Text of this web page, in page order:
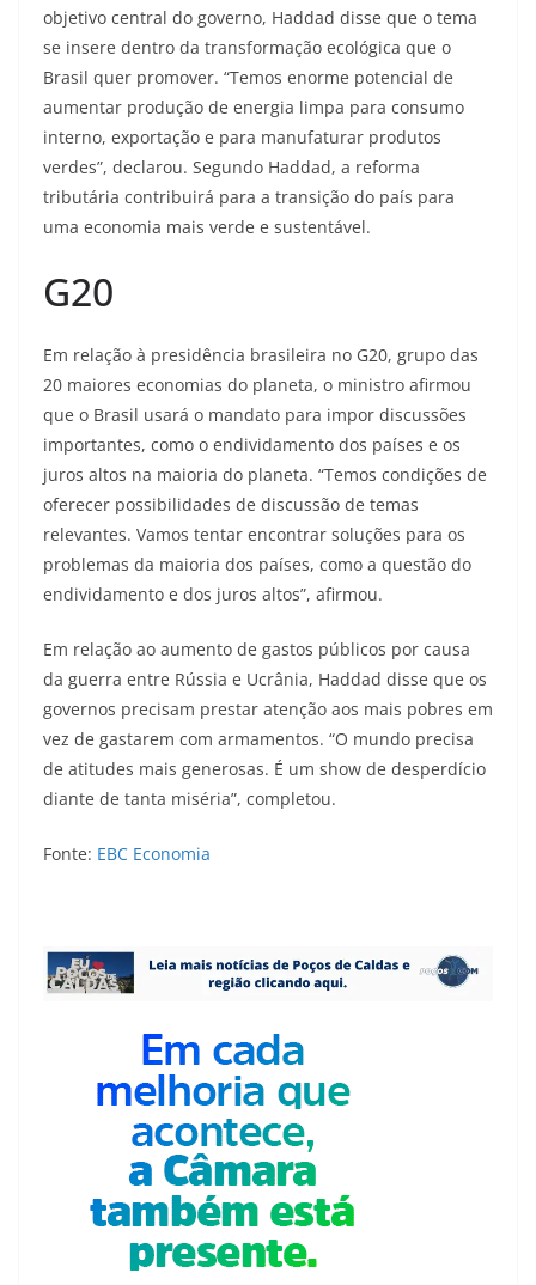
objetivo central do governo, Haddad disse que o tema
se insere dentro da transformação ecológica que o
Brasil quer promover. “Temos enorme potencial de
aumentar produção de energia limpa para consumo
interno, exportação e para manufaturar produtos
verdes”, declarou. Segundo Haddad, a reforma
tributária contribuirá para a transição do país para
uma economia mais verde e sustentável.
G20
Em relação à presidência brasileira no G20, grupo das
20 maiores economias do planeta, o ministro afirmou
que o Brasil usará o mandato para impor discussões
importantes, como o endividamento dos países e os
juros altos na maioria do planeta. “Temos condições de
oferecer possibilidades de discussão de temas
relevantes. Vamos tentar encontrar soluções para os
problemas da maioria dos países, como a questão do
endividamento e dos juros altos”, afirmou.
Em relação ao aumento de gastos públicos por causa
da guerra entre Rússia e Ucrânia, Haddad disse que os
governos precisam prestar atenção aos mais pobres em
vez de gastarem com armamentos. “O mundo precisa
de atitudes mais generosas. É um show de desperdício
diante de tanta miséria”, completou.
Fonte: EBC Economia